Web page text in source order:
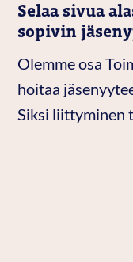
Selaa sivua
sopivin
Olemme osa
hoitaa
Siksi liittyminen